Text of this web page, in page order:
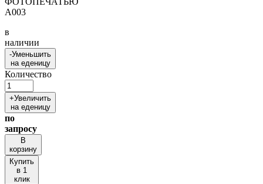
A003
в
наличии
-Уменьшить
на еденицу
Количество
+Увеличить
на еденицу
по
запросу
В
корзину
Купить
в 1
клик